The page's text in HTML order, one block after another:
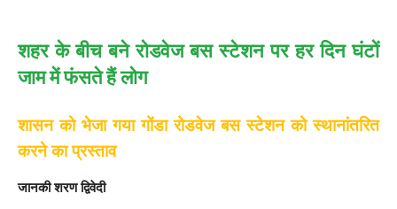
शहर के बीच बने रोडवेज बस स्टेशन पर हर दिन घंटों
जाम में फंसते हैं लोग
शासन को भेजा गया गोंडा रोडवेज बस स्टेशन को स्थानांतरित
करने का प्रस्ताव
जानकी शरण द्विवेदी